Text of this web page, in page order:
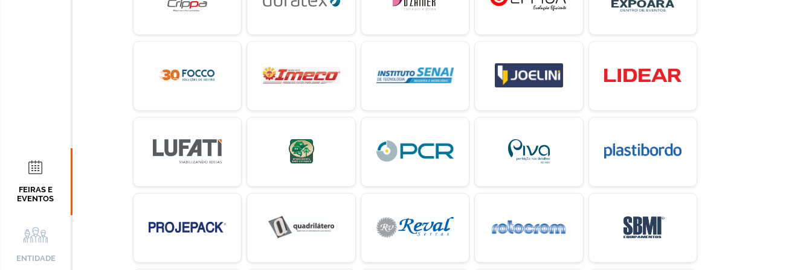
FEIRAS E
EVENTOS
ENTIDADE